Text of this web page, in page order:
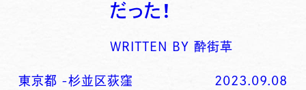
だった！
WRITTEN BY 酔街草
東京都 -杉並区荻窪 2023.09.08